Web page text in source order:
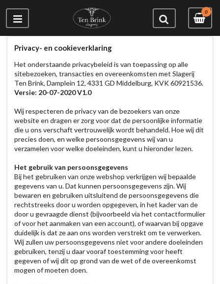
0
Privacy- en cookieverklaring
Het onderstaande privacybeleid is van toepassing op alle
sitebezoeken, transacties en overeenkomsten met Slagerij
Ten Brink, Damplein 12, 4331 GD Middelburg, KVK 60921536.
Versie: 20-07-2020 V1.0
Wij respecteren de privacy van de bezoekers van onze
website en dragen er zorg voor dat de persoonlijke informatie
die u ons verschaft vertrouwelijk wordt behandeld. Hoe wij dit
precies doen, en welke persoonsgegevens wij van u
verzamelen voor welke doeleinden, kunt u hieronder lezen.
Het gebruik van persoonsgegevens
Bij het gebruiken van onze webshop verkrijgen wij bepaalde
gegevens van u. Dat kunnen persoonsgegevens zijn. Wij
bewaren en gebruiken uitsluitend de persoonsgegevens die
rechtstreeks door u worden opgegeven, in het kader van de
door u gevraagde dienst (bijvoorbeeld via het contactformulier
of voor het aanmaken van een account), of waarvan bij opgave
duidelijk is dat ze aan ons worden verstrekt om te verwerken.
Wij zullen uw persoonsgegevens niet voor andere doeleinden
gebruiken, tenzij u daar vooraf toestemming voor heeft
gegeven of wij dit op grond van de wet of de overeenkomst
mogen of moeten doen.